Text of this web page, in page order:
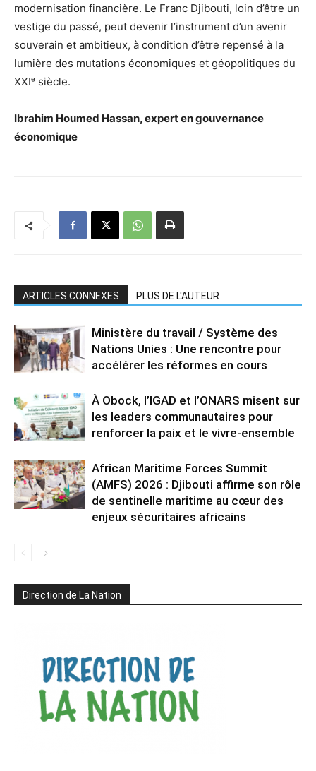
modernisation financière. Le Franc Djibouti, loin d’être un
vestige du passé, peut devenir l’instrument d’un avenir
souverain et ambitieux, à condition d’être repensé à la
lumière des mutations économiques et géopolitiques du
XXIᵉ siècle.
Ibrahim Houmed Hassan, expert en gouvernance
économique
ARTICLES CONNEXES PLUS DE L'AUTEUR
Ministère du travail / Système des
Nations Unies : Une rencontre pour
accélérer les réformes en cours
À Obock, l’IGAD et l’ONARS misent sur
les leaders communautaires pour
renforcer la paix et le vivre-ensemble
African Maritime Forces Summit
(AMFS) 2026 : Djibouti affirme son rôle
de sentinelle maritime au cœur des
enjeux sécuritaires africains
Direction de La Nation